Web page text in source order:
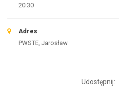
20:30
Adres
PWSTE, Jarosław
Udostępnij: